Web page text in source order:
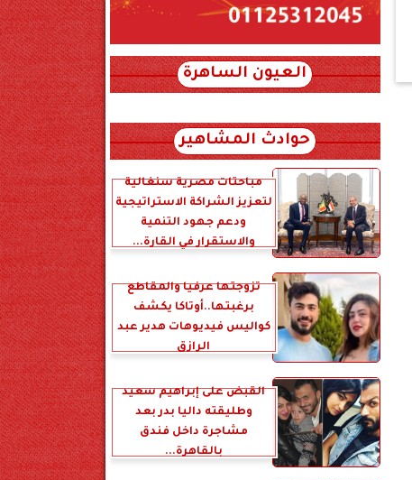
العيون الساهرة
حوادث المشاهير
مباحثات مصرية سنغالية
لتعزيز الشراكة الاستراتيجية
ودعم جهود التنمية
والاستقرار في القارة...
تزوجتها عرفياً والمقاطع
برغبتها..أوتاكا يكشف
كواليس فيديوهات هدير عبد
الرازق
القبض على إبراهيم سعيد
وطليقته داليا بدر بعد
مشاجرة داخل فندق
بالقاهرة...